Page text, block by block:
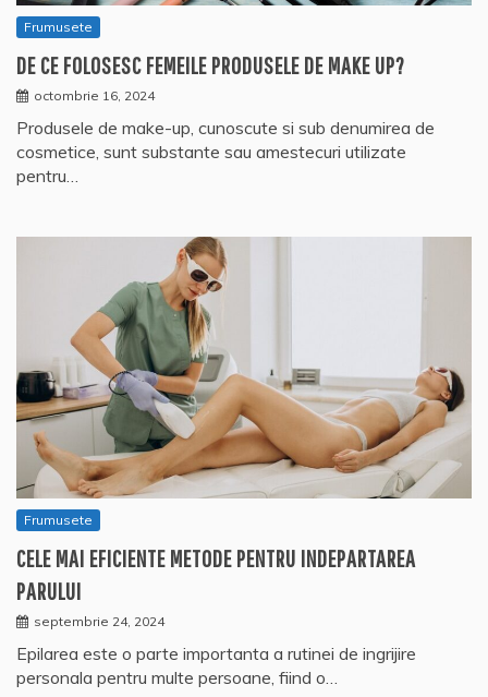
Frumusete
DE CE FOLOSESC FEMEILE PRODUSELE DE MAKE UP?
octombrie 16, 2024
Produsele de make-up, cunoscute si sub denumirea de
cosmetice, sunt substante sau amestecuri utilizate
pentru…
Frumusete
CELE MAI EFICIENTE METODE PENTRU INDEPARTAREA
PARULUI
septembrie 24, 2024
Epilarea este o parte importanta a rutinei de ingrijire
personala pentru multe persoane, fiind o…